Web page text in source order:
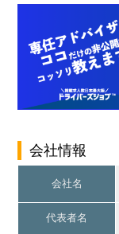
会社情報
会社名
代表者名